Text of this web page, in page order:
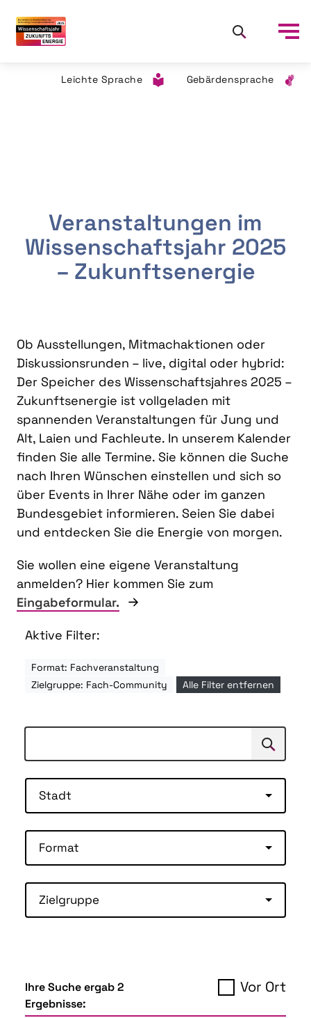
Leichte Sprache Gebärdensprache
Veranstaltungen im
Wissenschaftsjahr 2025
– Zukunftsenergie
Ob Ausstellungen, Mitmachaktionen oder
Diskussionsrunden – live, digital oder hybrid:
Der Speicher des Wissenschaftsjahres 2025 –
Zukunftsenergie ist vollgeladen mit
spannenden Veranstaltungen für Jung und
Alt, Laien und Fachleute. In unserem Kalender
finden Sie alle Termine. Sie können die Suche
nach Ihren Wünschen einstellen und sich so
über Events in Ihrer Nähe oder im ganzen
Bundesgebiet informieren. Seien Sie dabei
und entdecken Sie die Energie von morgen.
Sie wollen eine eigene Veranstaltung
anmelden? Hier kommen Sie zum
Eingabeformular.
Aktive Filter:
Format: Fachveranstaltung
Zielgruppe: Fach-Community
Alle Filter entfernen
Suchen
Stadt
Format
Zielgruppe
Ihre Suche ergab 2
Ergebnisse:
Vor Ort